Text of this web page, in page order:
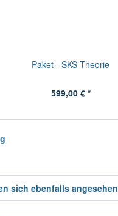
Paket - SKS Theorie
599,00 € *
sich ebenfalls angesehen